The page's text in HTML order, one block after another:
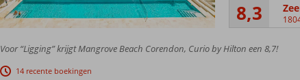
8,3
Voor “Ligging” krijgt Mangrove Beach Corendon, Curio by Hilton een 8,7!
14 recente boekingen